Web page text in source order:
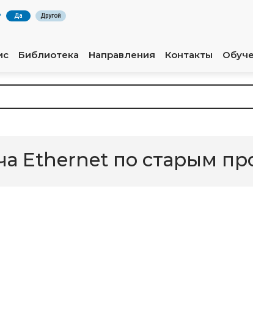
Да Другой
Библиотека Направления Контакты
Ethernet по старым